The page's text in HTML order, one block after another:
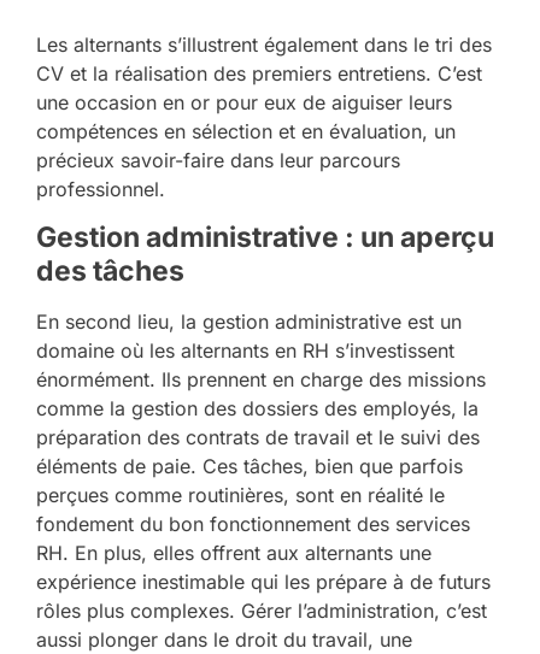
Les alternants s’illustrent également dans le tri des
CV et la réalisation des premiers entretiens. C’est
une occasion en or pour eux de aiguiser leurs
compétences en sélection et en évaluation, un
précieux savoir-faire dans leur parcours
professionnel.
Gestion administrative : un aperçu
des tâches
En second lieu, la gestion administrative est un
domaine où les alternants en RH s’investissent
énormément. Ils prennent en charge des missions
comme la gestion des dossiers des employés, la
préparation des contrats de travail et le suivi des
éléments de paie. Ces tâches, bien que parfois
perçues comme routinières, sont en réalité le
fondement du bon fonctionnement des services
RH. En plus, elles offrent aux alternants une
expérience inestimable qui les prépare à de futurs
rôles plus complexes. Gérer l’administration, c’est
aussi plonger dans le droit du travail, une